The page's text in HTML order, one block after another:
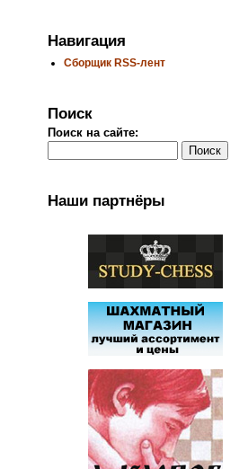
Навигация
Сборщик RSS-лент
Поиск
Поиск на сайте:
Наши партнёры